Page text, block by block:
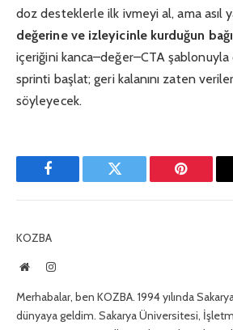
doz desteklerle ilk ivmeyi al, ama asıl
değerine ve izleyicinle kurduğun
içeriğini kanca–değer–CTA şablonuyla
sprinti başlat; geri kalanını zaten
söyleyecek.
Facebook Twitter Pinterest
KOZBA
WebsiteInstagram
Merhabalar, ben KOZBA. 1994 yılında
dünyaya geldim. Sakarya Üniversitesi,